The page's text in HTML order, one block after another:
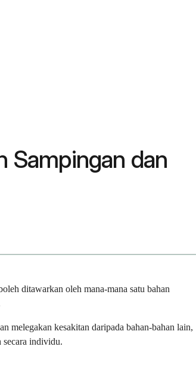
Sampingan dan
ditawarkan oleh mana-mana satu bahan
melegakan kesakitan daripada bahan-bahan lain,
secara individu.